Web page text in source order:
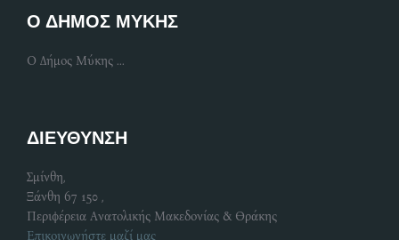
Ο ΔΗΜΟΣ ΜΥΚΗΣ
Ο Δήμος Μύκης ...
ΔΙΕΥΘΥΝΣΗ
Σμίνθη,
Ξάνθη 67 150 ,
Περιφέρεια Ανατολικής Μακεδονίας & Θράκης
Επικοινωνήστε μαζί μας